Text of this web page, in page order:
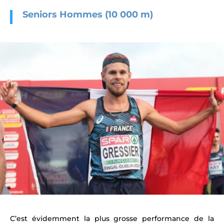
Seniors Hommes (10 000 m)
C’est évidemment la plus grosse performance de la